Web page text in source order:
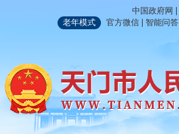
中国政府网 |
老年模式
官方微信 | 智能问答